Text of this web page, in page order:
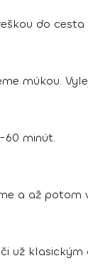
do cesta
múkou.
60 minút.
a až potom
už klasickým